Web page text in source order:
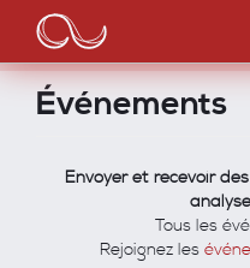
contenu
principal
Main
navigation
Événements
Envoyer et recevoir
Tous les
Rejoignez les